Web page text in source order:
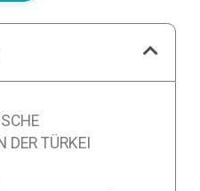
DER TÜRKEI